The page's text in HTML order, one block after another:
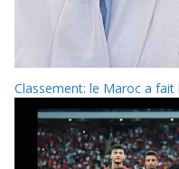
Classement: le Maroc a fait